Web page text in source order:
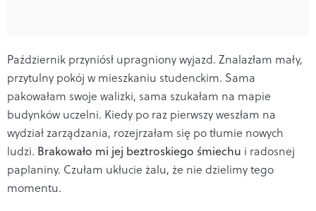
Październik przyniósł upragniony wyjazd. Znalazłam mały,
przytulny pokój w mieszkaniu studenckim. Sama
pakowałam swoje walizki, sama szukałam na mapie
budynków uczelni. Kiedy po raz pierwszy weszłam na
wydział zarządzania, rozejrzałam się po tłumie nowych
ludzi. Brakowało mi jej beztroskiego śmiechu i radosnej
paplaniny. Czułam ukłucie żalu, że nie dzielimy tego
momentu.